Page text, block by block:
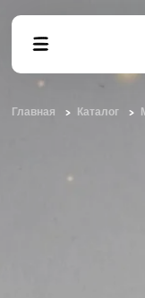
Главная Каталог